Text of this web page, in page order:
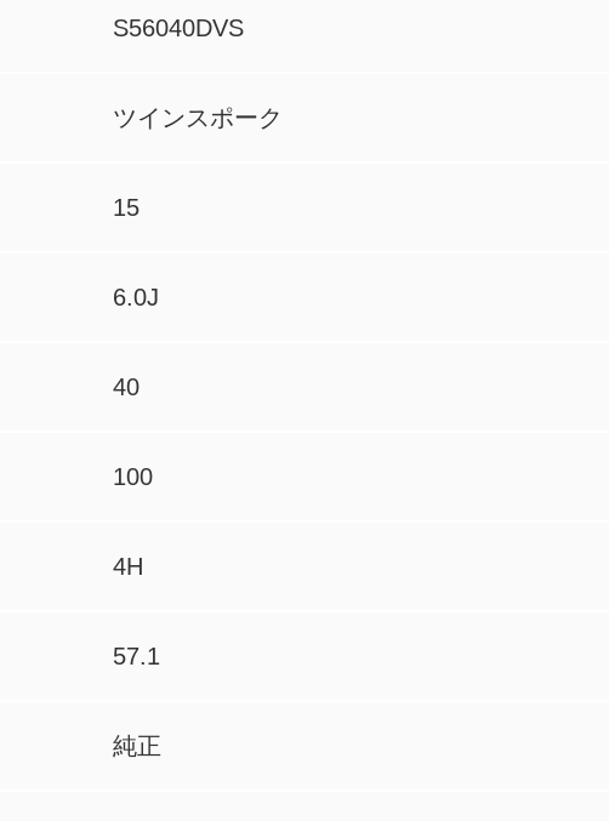
S56040DVS
ツインスポーク
15
6.0J
40
100
4H
57.1
純正